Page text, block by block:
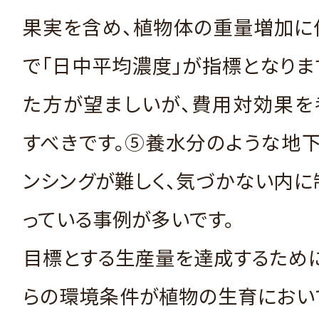
果実を含め、植物体の重量増加
で「日中平均濃度」が指標となりま
た方が望ましいが、費用対効果
すべきです。⑤養水分のような地
ンシングが難しく、気づかない内
っている事例が多いです。
目標とする生産量を達成するため
らの環境条件が植物の生育にお